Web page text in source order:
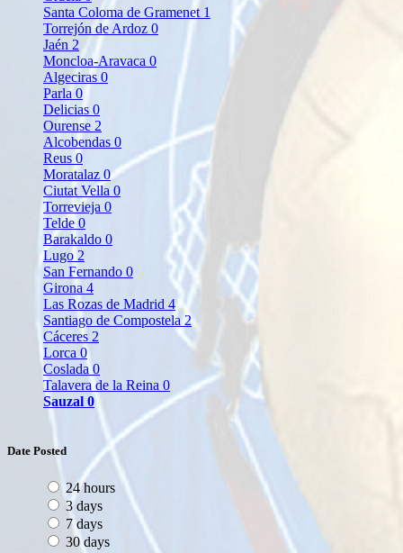
Santa Coloma de Gramenet 1
Torrejón de Ardoz 0
Jaén 2
Moncloa-Aravaca 0
Algeciras 0
Parla 0
Delicias 0
Ourense 2
Alcobendas 0
Reus 0
Moratalaz 0
Ciutat Vella 0
Torrevieja 0
Telde 0
Barakaldo 0
Lugo 2
San Fernando 0
Girona 4
Las Rozas de Madrid 4
Santiago de Compostela2
Cáceres 2
Lorca 0
Coslada 0
Talavera de la Reina 0
Sauzal 0
Date Posted
24 hours
3 days
7 days
30 days